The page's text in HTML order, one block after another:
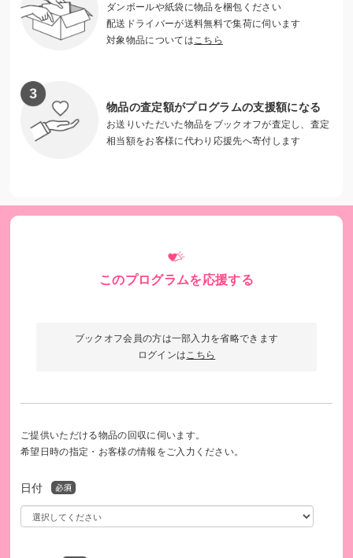
ダンボールや紙袋に物品を梱包ください
配送ドライバーが送料無料で集荷に伺います
対象物品については こちら
物品の査定額がプログラムの支援額になる
お送りいただいた物品をブックオフが査定し、査定
相当額をお客様に代わり応援先へ寄付します
このプログラムを応援する
ブックオフ会員の方は一部入力を省略できます
ログインはこちら
ご提供いただける物品の回収に伺います。
希望日時の指定・お客様の情報をご入力ください。
日付